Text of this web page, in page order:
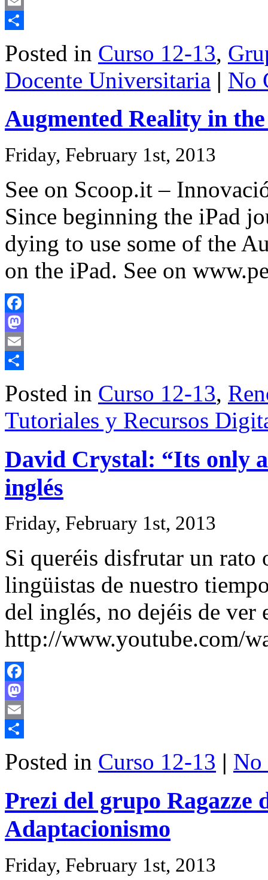
Email
Posted in Curso 12-13,
Docente Universitaria | No
Augmented Reality in
Friday, February 1st, 2013
See on Scoop.it –
Since beginning the iPad
dying to use some of the
on the iPad. See on
Facebook
Mastodon
Email
Posted in Curso 12-13,
Tutoriales y Recursos
David Crystal: “Its only
inglés
Friday, February 1st, 2013
Si queréis disfrutar un rato
lingüistas de nuestro
del inglés, no dejéis de ver
http://www.youtube.com/
Facebook
Mastodon
Email
Posted in Curso 12-13 | No
Prezi del grupo
Adaptacionismo
Friday, February 1st, 2013